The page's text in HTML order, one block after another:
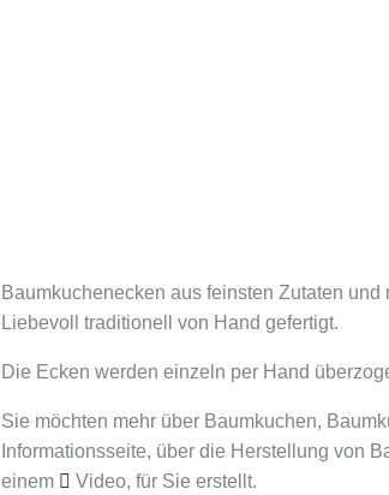
Baumkuchenecken aus feinsten Zutaten
Liebevoll traditionell von Hand gefertigt.
Die Ecken werden einzeln per Hand
Sie möchten mehr über Baumkuchen,
Informationsseite, über die Herstellung von
einem
Video, für Sie erstellt.